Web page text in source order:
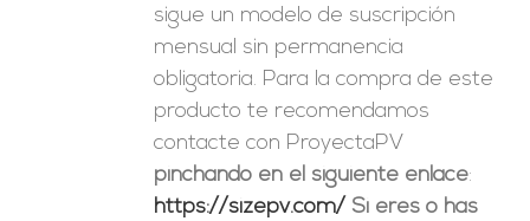
sigue un modelo de suscripción
mensual sin permanencia
obligatoria. Para la compra de este
producto te recomendamos
contacte con ProyectaPV
pinchando en el siguiente enlace:
https://sizepv.com/ Si eres o has